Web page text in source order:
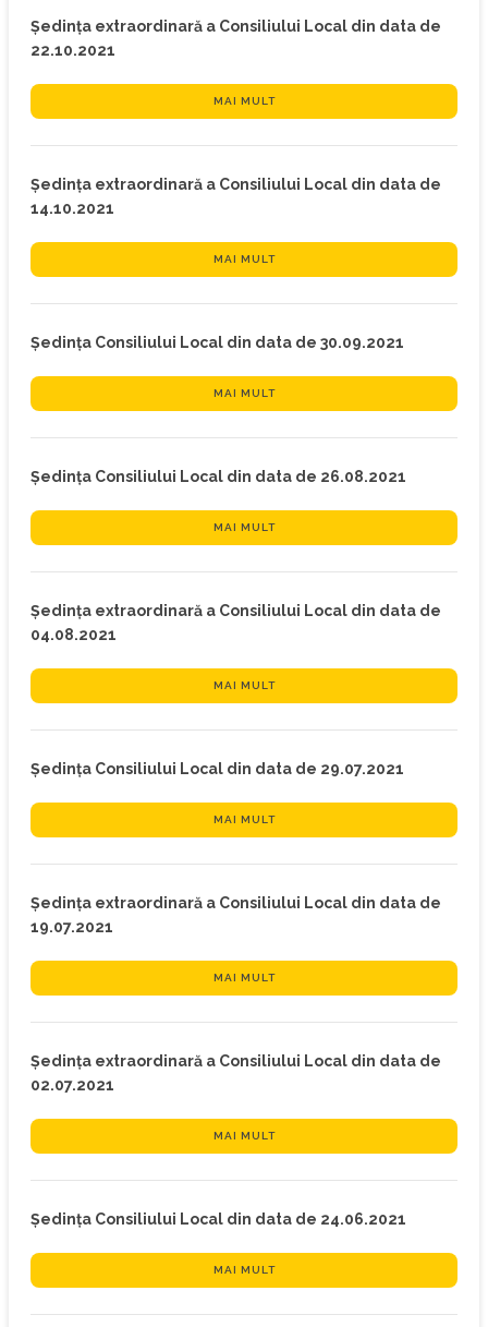
Ședința extraordinară a Consiliului Local din data de
22.10.2021
MAI MULT
Ședința extraordinară a Consiliului Local din data de
14.10.2021
MAI MULT
Ședința Consiliului Local din data de 30.09.2021
MAI MULT
Ședința Consiliului Local din data de 26.08.2021
MAI MULT
Ședința extraordinară a Consiliului Local din data de
04.08.2021
MAI MULT
Ședința Consiliului Local din data de 29.07.2021
MAI MULT
Ședința extraordinară a Consiliului Local din data de
19.07.2021
MAI MULT
Ședința extraordinară a Consiliului Local din data de
02.07.2021
MAI MULT
Ședința Consiliului Local din data de 24.06.2021
MAI MULT